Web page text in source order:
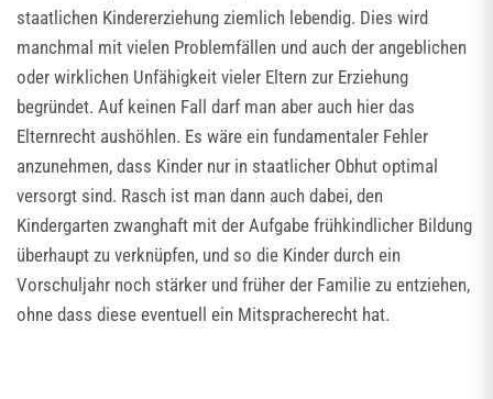
staatlichen Kindererziehung ziemlich lebendig. Dies wird
manchmal mit vielen Problemfällen und auch der angeblichen
oder wirklichen Unfähigkeit vieler Eltern zur Erziehung
begründet. Auf keinen Fall darf man aber auch hier das
Elternrecht aushöhlen. Es wäre ein fundamentaler Fehler
anzunehmen, dass Kinder nur in staatlicher Obhut optimal
versorgt sind. Rasch ist man dann auch dabei, den
Kindergarten zwanghaft mit der Aufgabe frühkindlicher Bildung
überhaupt zu verknüpfen, und so die Kinder durch ein
Vorschuljahr noch stärker und früher der Familie zu entziehen,
ohne dass diese eventuell ein Mitspracherecht hat.